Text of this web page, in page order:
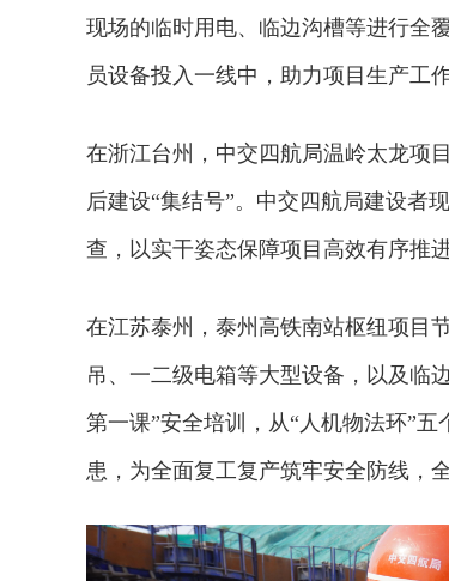
现场的临时用电、临边沟槽等进行全
员设备投入一线中，助力项目生产工
在浙江台州，中交四航局温岭太龙项
后建设“集结号”。中交四航局建设者
查，以实干姿态保障项目高效有序推进
在江苏泰州，泰州高铁南站枢纽项目
吊、一二级电箱等大型设备，以及临
第一课”安全培训，从“人机物法环”
患，为全面复工复产筑牢安全防线，